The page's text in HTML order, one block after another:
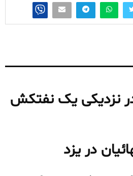
در نزدیکی یک نفتکش
در یزد